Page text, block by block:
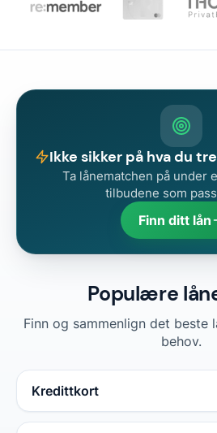
Ikke sikker på hva du
Ta lånematchen på under
tilbudene som
Finn ditt lån
Populære
Finn og sammenlign det
behov.
Kredittkort